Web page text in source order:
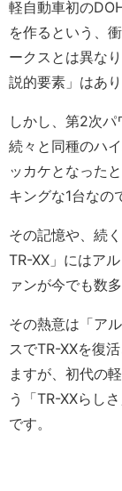
軽自動車初の
を作るという、
ークスとは異な
説的要素」はあり
しかし、第2次
続々と同種のハ
ッカケとなった
キングな1台なの
その記憶や、続
TR-XX」にはア
ァンが今でも数
その熱意は「ア
スでTR-XXを復
ますが、初代の
う「TR-XXらし
です。